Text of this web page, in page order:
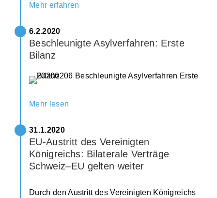
Mehr erfahren
6.2.2020
Beschleunigte Asylverfahren: Erste
Bilanz
Mehr lesen
31.1.2020
EU-Austritt des Vereinigten
Königreichs: Bilaterale Verträge
Schweiz–EU gelten weiter
Durch den Austritt des Vereinigten Königreichs